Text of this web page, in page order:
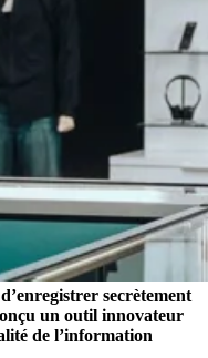
secrètement
un outil innovateur
de l’information